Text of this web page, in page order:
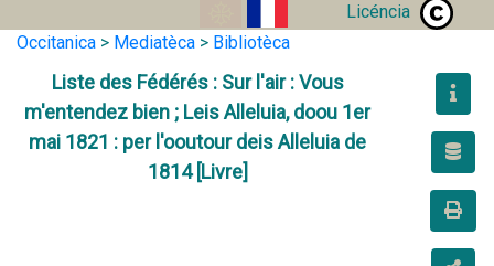
Licéncia
Occitanica > Mediatèca > Bibliotèca
Liste des Fédérés : Sur l'air : Vous
m'entendez bien ; Leis Alleluia, doou 1er
mai 1821 : per l'ooutour deis Alleluia de
1814 [Livre]